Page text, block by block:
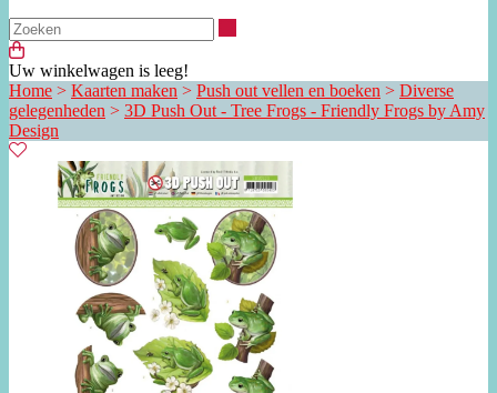
Uw winkelwagen is leeg!
Home > Kaarten maken > Push out vellen en boeken > Diverse
gelegenheden > 3D Push Out - Tree Frogs - Friendly Frogs by Amy
Design